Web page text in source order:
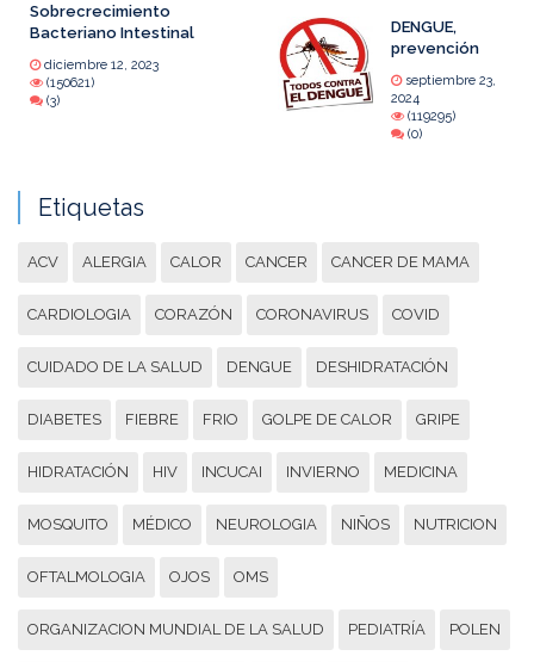
Sobrecrecimiento
Bacteriano Intestinal
diciembre 12, 2023
(150621)
(3)
DENGUE,
prevención
septiembre 23,
2024
(119295)
(0)
Etiquetas
ACV ALERGIA CALOR CANCER CANCER DE MAMA
CARDIOLOGIA CORAZÓN CORONAVIRUS COVID
CUIDADO DE LA SALUD DENGUE DESHIDRATACIÓN
DIABETES FIEBRE FRIO GOLPE DE CALOR GRIPE
HIDRATACIÓN HIV INCUCAI INVIERNO MEDICINA
MOSQUITO MÉDICO NEUROLOGIA NIÑOS NUTRICION
OFTALMOLOGIA OJOS OMS
ORGANIZACION MUNDIAL DE LA SALUD PEDIATRÍA POLEN